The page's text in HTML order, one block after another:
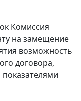
Комиссия
на замещение
возможность
договора,